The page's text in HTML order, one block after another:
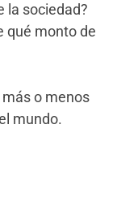
la sociedad?
qué monto de
o menos
mundo.